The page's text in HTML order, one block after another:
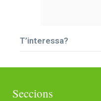
T’interessa?
Seccions